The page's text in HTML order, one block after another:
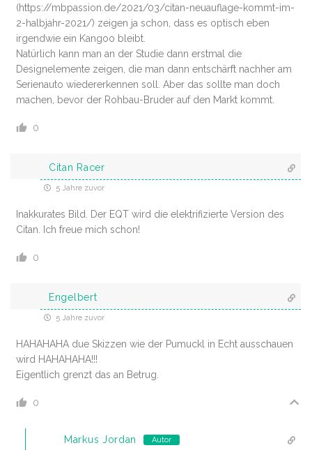
(https://mbpassion.de/2021/03/citan-neuauflage-kommt-im-
2-halbjahr-2021/) zeigen ja schon, dass es optisch eben
irgendwie ein Kangoo bleibt.
Natürlich kann man an der Studie dann erstmal die
Designelemente zeigen, die man dann entschärft nachher am
Serienauto wiedererkennen soll. Aber das sollte man doch
machen, bevor der Rohbau-Bruder auf den Markt kommt.
0
Citan Racer
5 Jahre zuvor
Inakkurates Bild. Der EQT wird die elektrifizierte Version des
Citan. Ich freue mich schon!
0
Engelbert
5 Jahre zuvor
HAHAHAHA due Skizzen wie der Pumuckl in Echt ausschauen
wird HAHAHAHA!!!
Eigentlich grenzt das an Betrug.
0
Markus Jordan Autor